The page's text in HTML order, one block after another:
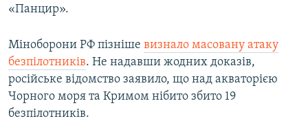
«Панцир».
Міноборони РФ пізніше визнало масовану атаку
безпілотників. Не надавши жодних доказів,
російське відомство заявило, що над акваторією
Чорного моря та Кримом нібито збито 19
безпілотників.